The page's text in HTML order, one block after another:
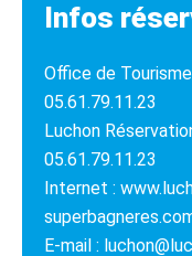
Infos
Office de
05.61.79.11.23
Luchon
05.61.79.11.23
Internet :
E-mail :